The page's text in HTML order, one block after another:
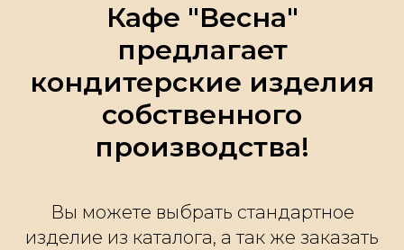
Кафе "Весна"
предлагает
кондитерские изделия
собственного
производства!
Вы можете выбрать стандартное
изделие из каталога, а так же заказать